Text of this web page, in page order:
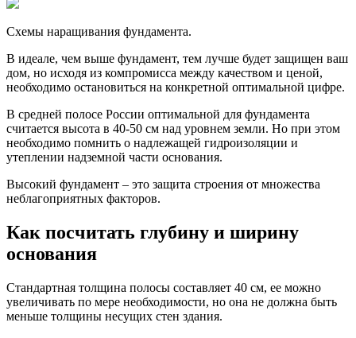
Схемы наращивания фундамента.
В идеале, чем выше фундамент, тем лучше будет защищен ваш
дом, но исходя из компромисса между качеством и ценой,
необходимо остановиться на конкретной оптимальной цифре.
В средней полосе России оптимальной для фундамента
считается высота в 40-50 см над уровнем земли. Но при этом
необходимо помнить о надлежащей гидроизоляции и
утеплении надземной части основания.
Высокий фундамент – это защита строения от множества
неблагоприятных факторов.
Как посчитать глубину и ширину
основания
Стандартная толщина полосы составляет 40 см, ее можно
увеличивать по мере необходимости, но она не должна быть
меньше толщины несущих стен здания.